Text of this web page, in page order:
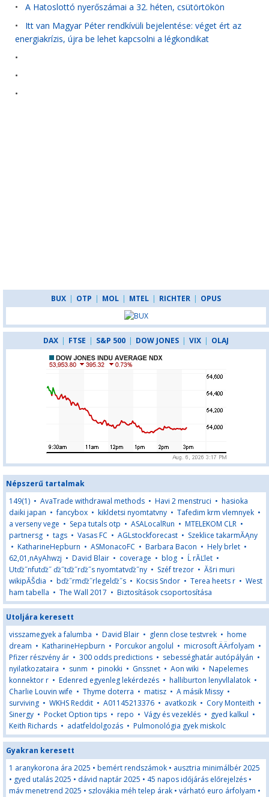
• A Hatoslottó nyerőszámai a 32. héten, csütörtökön
• Itt van Magyar Péter rendkívüli bejelentése: véget ért az
energiakrízis, újra be lehet kapcsolni a légkondikat
•
•
•
BUX | OTP | MOL | MTEL | RICHTER | OPUS
DAX | FTSE | S&P 500 | DOW JONES | VIX | OLAJ
Népszerű tartalmak
149(1) • AvaTrade withdrawal methods • Havi 2 menstruci • hasioka
daiki japan •fancybox • kikldetsi nyomtatvny • Tafedim krm vlemnyek •
a verseny vege • Sepa tutals otp • ASALocalRun • MTELEKOM CLR •
partnersg • tags • Vasas FC • AGLstockforecast • Szeklice takarmĂĄny
• KatharineHepburn • ASMonacoFC • Barbara Bacon • Hely brlet •
62,01,nAyAhwzj • David Blair • coverage • blog • Ĺ rĂĽlet •
Utďż˝nfutďż˝ ďż˝tďż˝rďż˝s nyomtatvďż˝ny • Széf trezor • Ăšri muri
wikipĂŠdia • bďż˝rmďż˝rlegelďż˝s • Kocsis Sndor • Terea heets r • West
ham tabella • The Wall 2017 • Biztosítások csoportosítása
Utoljára keresett
visszamegyek a falumba • David Blair • glenn close testvrek • home
dream • KatharineHepburn • Porcukor angolul • microsoft ÄÄrfolyam •
Pfizer részvény ár • 300 odds predictions • sebességhatár autópályán •
nyilatkozataira • sunm • pinokki • Gnssnet • Aon wiki • Napelemes
konnektor r • Edenred egyenleg lekérdezés • halliburton lenyvllalatok •
Charlie Louvin wife • Thyme doterra • matisz • A másik Missy •
surviving • WKHS Reddit • A01145213376 • avatkozik • Cory Monteith •
Sinergy • Pocket Option tips • repo • Vágy és vezeklés • gyed kalkul •
Keith Richards • adatfeldolgozás • Pulmonológia gyek miskolc
Gyakran keresett
1 aranykorona ára 2025 • bemért rendszámok • ausztria minimálbér 2025
• gyed utalás 2025 • dávid naptár 2025 • 45 napos időjárás előrejelzés •
máv menetrend 2025 • szlovákia méh telep árak • várható euro árfolyam •